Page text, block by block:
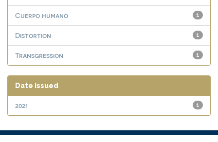
1
Cuerpo humano
1
Distortion
1
Transgression
Date issued
1
2021